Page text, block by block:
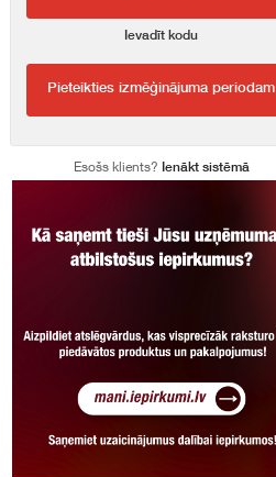
Ievadīt kodu
Pieteikties izmēģinājuma periodam
Esošs klients? Ienākt sistēmā